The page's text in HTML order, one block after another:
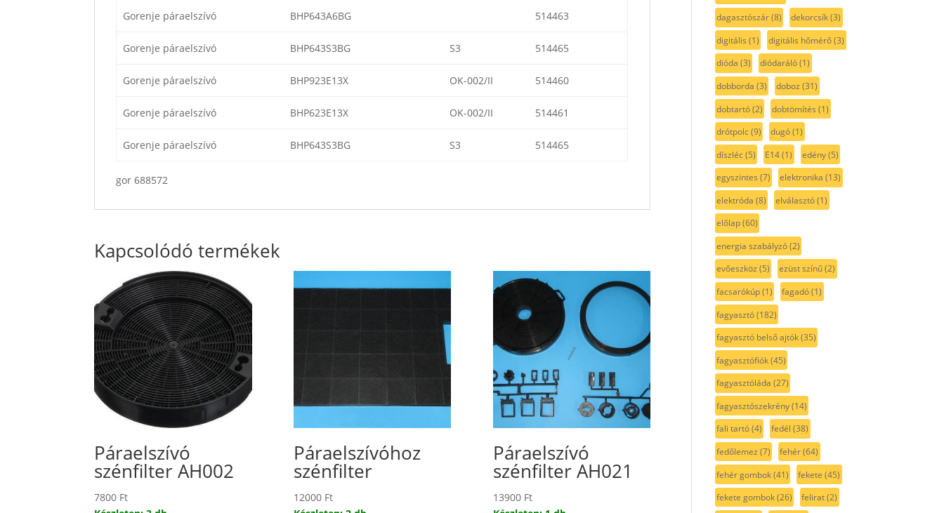
Gorenje páraelszívó BHP643A6BG 514463
Gorenje páraelszívó BHP643S3BG S3 514465
Gorenje páraelszívó BHP923E13X OK-002/II 514460
Gorenje páraelszívó BHP623E13X OK-002/II 514461
Gorenje páraelszívó BHP643S3BG S3 514465
gor 688572
Kapcsolódó termékek
Páraelszívó
szénfilter AH002
7800 Ft
Páraelszívóhoz
szénfilter
12000 Ft
Páraelszívó
szénfilter AH021
13900 Ft
dagasztószár(8) dekorcsík(3)
digitális (1) digitális hőmérő(3)
dióda (3) diódaráló(1)
dobborda (3) doboz (31)
dobtartó(2) dobtömítés (1)
drótpolc(9) dugó(1)
díszléc(5) E14(1) edény(5)
egyszintes (7) elektronika (13)
elektróda (8) elválasztó(1)
előlap(60)
energia szabályzó(2)
evőeszköz (5) ezüst színű(2)
facsarókúp(1) fagadó(1)
fagyasztó(182)
fagyasztó belső ajtók(35)
fagyasztófiók(45)
fagyasztóláda (27)
fagyasztószekrény(14)
fali tartó(4) fedél (38)
fedőlemez (7) fehér(64)
fehér gombok(41) fekete (45)
fekete gombok(26) felirat(2)